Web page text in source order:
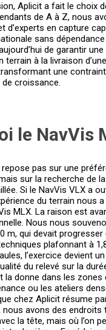
Aplicit a fait le choix
de A à Z, nous
d’experts en capture
sans
de garantir une
terrain à la livraison
une
croissance.
le NavVis
pas sur une
sur la recherche de
Si le NavVis VLX a
du terrain nous
MLX. La raison est
Nous nous
m, qui devait progresser
plafonnant à
l’exercice devient
du relevé sur la
la donne dans les zones
ou les ateliers
chez Aplicit résume
nous avons des
la tête, mais où l’on